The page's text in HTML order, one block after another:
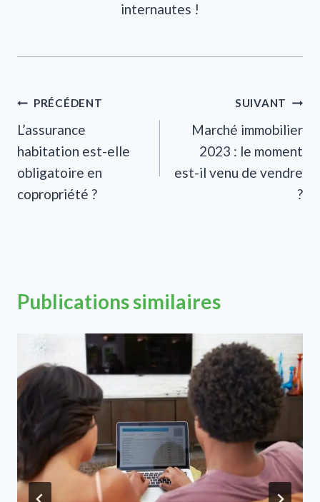
internautes !
Navigation
de
l’article
PRÉCÉDENT
L’assurance
habitation est-elle
obligatoire en
copropriété ?
SUIVANT
Marché immobilier
2023 : le moment
est-il venu de vendre
?
Publications similaires